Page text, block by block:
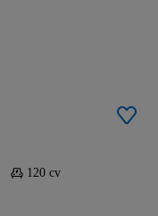
120 cv